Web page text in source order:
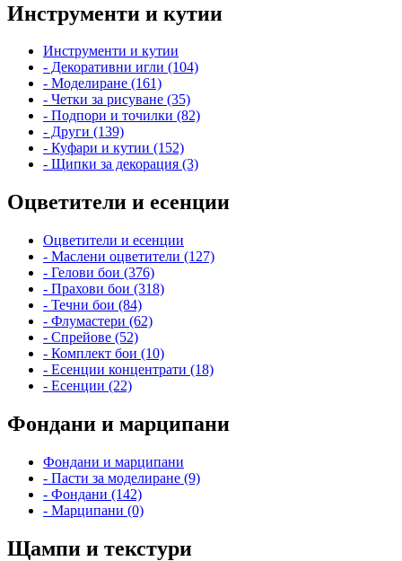
Инструменти и кутии
Инструменти и кутии
- Декоративни игли (104)
- Моделиране (161)
- Четки за рисуване (35)
- Подпори и точилки (82)
- Други (139)
- Куфари и кутии (152)
- Щипки за декорация (3)
Оцветители и есенции
Оцветители и есенции
- Маслени оцветители (127)
- Гелови бои (376)
- Прахови бои (318)
- Течни бои (84)
- Флумастери (62)
- Спрейове (52)
- Комплект бои (10)
- Есенции концентрати (18)
- Есенции (22)
Фондани и марципани
Фондани и марципани
- Пасти за моделиране (9)
- Фондани (142)
- Марципани (0)
Щампи и текстури